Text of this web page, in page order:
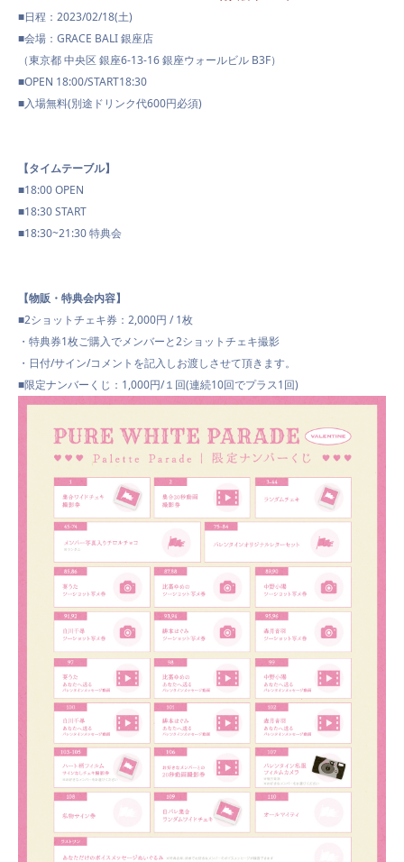
■日程：2023/02/18(土)
■会場：GRACE BALI 銀座店
（東京都 中央区 銀座6-13-16 銀座ウォールビル B3F）
■OPEN 18:00/START18:30
■入場無料(別途ドリンク代600円必須)
【タイムテーブル】
■18:00 OPEN
■18:30 START
■18:30~21:30 特典会
【物販・特典会内容】
■2ショットチェキ券：2,000円 / 1枚
・特典券1枚ご購入でメンバーと2ショットチェキ撮影
・日付/サイン/コメントを記入しお渡しさせて頂きます。
■限定ナンバーくじ：1,000円/１回(連続10回でプラス1回)